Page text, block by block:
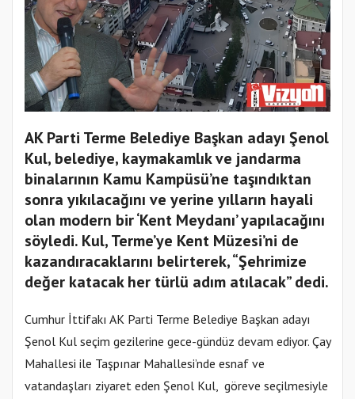
AK Parti Terme Belediye Başkan adayı Şenol
Kul, belediye, kaymakamlık ve jandarma
binalarının Kamu Kampüsü’ne taşındıktan
sonra yıkılacağını ve yerine yılların hayali
olan modern bir ‘Kent Meydanı’ yapılacağını
söyledi. Kul, Terme’ye Kent Müzesi’ni de
kazandıracaklarını belirterek, “Şehrimize
değer katacak her türlü adım atılacak” dedi.
Cumhur İttifakı AK Parti Terme Belediye Başkan adayı
Şenol Kul seçim gezilerine gece-gündüz devam ediyor. Çay
Mahallesi ile Taşpınar Mahallesi’nde esnaf ve
vatandaşları ziyaret eden Şenol Kul, göreve seçilmesiyle